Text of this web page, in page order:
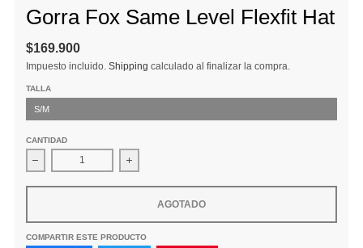
Gorra Fox Same Level Flexfit Hat
$169.900
Impuesto incluido. Shipping calculado al finalizar la compra.
TALLA
S/M
CANTIDAD
Disminuir cantidad para Gorra Fox Same Level Flexfit Hat
Aumentar la cantidad para Gorra Fox Same
AGOTADO
COMPARTIR ESTE PRODUCTO